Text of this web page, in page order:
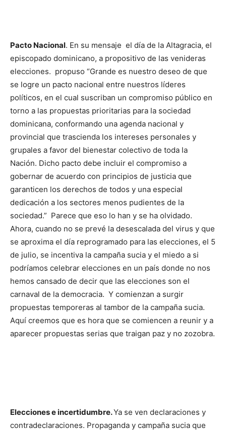
Pacto Nacional. En su mensaje el día de la Altagracia, el
episcopado dominicano, a propositivo de las venideras
elecciones. propuso “Grande es nuestro deseo de que
se logre un pacto nacional entre nuestros líderes
políticos, en el cual suscriban un compromiso público en
torno a las propuestas prioritarias para la sociedad
dominicana, conformando una agenda nacional y
provincial que trascienda los intereses personales y
grupales a favor del bienestar colectivo de toda la
Nación. Dicho pacto debe incluir el compromiso a
gobernar de acuerdo con principios de justicia que
garanticen los derechos de todos y una especial
dedicación a los sectores menos pudientes de la
sociedad.” Parece que eso lo han y se ha olvidado.
Ahora, cuando no se prevé la desescalada del virus y que
se aproxima el día reprogramado para las elecciones, el 5
de julio, se incentiva la campaña sucia y el miedo a si
podríamos celebrar elecciones en un país donde no nos
hemos cansado de decir que las elecciones son el
carnaval de la democracia. Y comienzan a surgir
propuestas temporeras al tambor de la campaña sucia.
Aquí creemos que es hora que se comiencen a reunir y a
aparecer propuestas serias que traigan paz y no zozobra.
Elecciones e incertidumbre.Ya se ven declaraciones y
contradeclaraciones. Propaganda y campaña sucia que